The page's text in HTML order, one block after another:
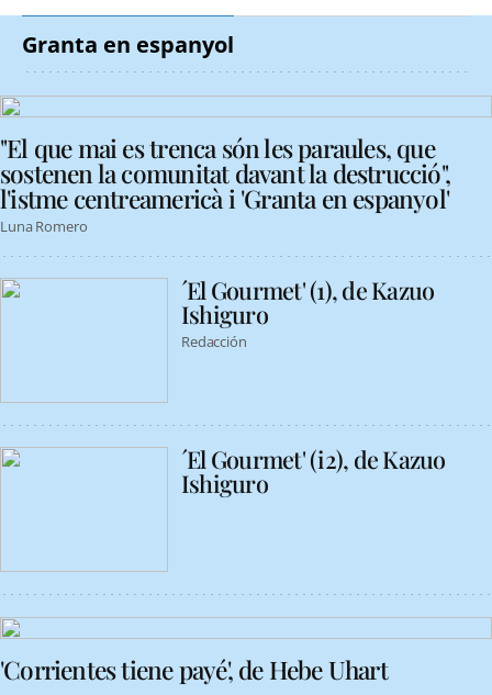
Granta en espanyol
"El que mai es trenca són les paraules, que
sostenen la comunitat davant la destrucció",
l'istme centreamericà i 'Granta en espanyol'
Luna Romero
´El Gourmet' (1), de Kazuo
Ishiguro
Redacción
´El Gourmet' (i2), de Kazuo
Ishiguro
'Corrientes tiene payé', de Hebe Uhart